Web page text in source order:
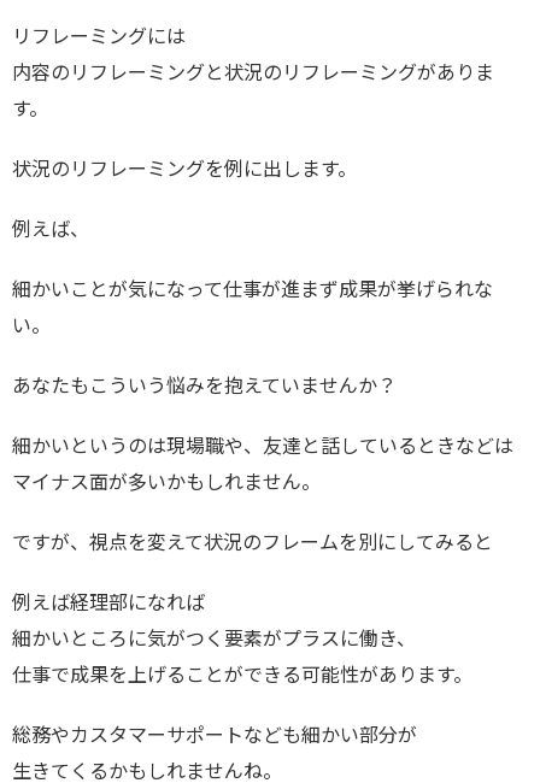
リフレーミングには
内容のリフレーミングと状況のリフレーミングがありま
す。
状況のリフレーミングを例に出します。
例えば、
細かいことが気になって仕事が進まず成果が挙げられな
い。
あなたもこういう悩みを抱えていませんか？
細かいというのは現場職や、友達と話しているときなどは
マイナス面が多いかもしれません。
ですが、視点を変えて状況のフレームを別にしてみると
例えば経理部になれば
細かいところに気がつく要素がプラスに働き、
仕事で成果を上げることができる可能性があります。
総務やカスタマーサポートなども細かい部分が
生きてくるかもしれませんね。